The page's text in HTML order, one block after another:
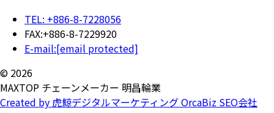
TEL: +886-8-7228056
FAX:+886-8-7229920
E-mail:[email protected]
© 2026
MAXTOP チェーンメーカー 明昌輪業
Created by 虎鯨デジタルマーケティング OrcaBiz SEO会社